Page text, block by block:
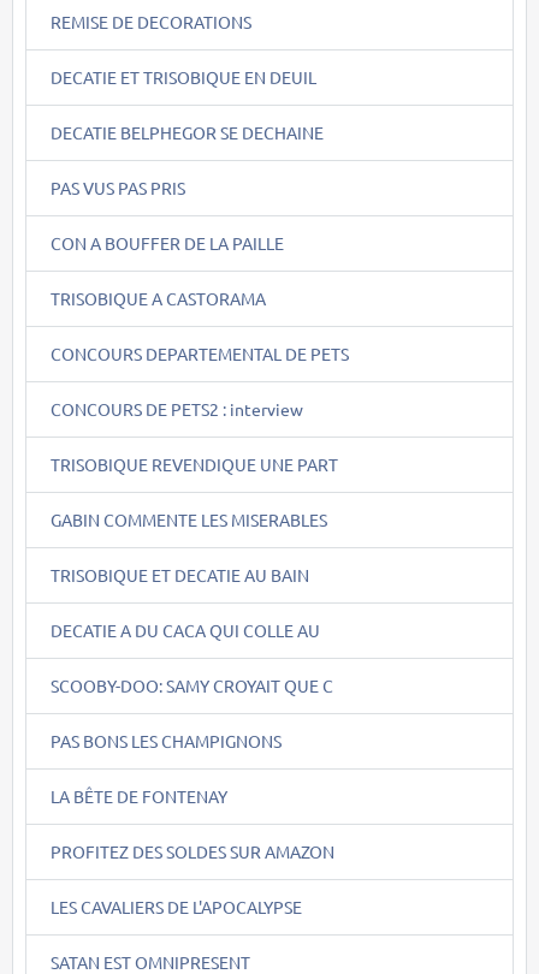
REMISE DE DECORATIONS
DECATIE ET TRISOBIQUE EN DEUIL
DECATIE BELPHEGOR SE DECHAINE
PAS VUS PAS PRIS
CON A BOUFFER DE LA PAILLE
TRISOBIQUE A CASTORAMA
CONCOURS DEPARTEMENTAL DE PETS
CONCOURS DE PETS2 : interview
TRISOBIQUE REVENDIQUE UNE PART
GABIN COMMENTE LES MISERABLES
TRISOBIQUE ET DECATIE AU BAIN
DECATIE A DU CACA QUI COLLE AU
SCOOBY-DOO: SAMY CROYAIT QUE C
PAS BONS LES CHAMPIGNONS
LA BÊTE DE FONTENAY
PROFITEZ DES SOLDES SUR AMAZON
LES CAVALIERS DE L'APOCALYPSE
SATAN EST OMNIPRESENT